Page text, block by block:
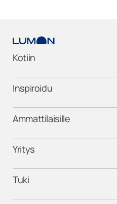
Kotiin
Inspiroidu
Ammattilaisille
Yritys
Tuki